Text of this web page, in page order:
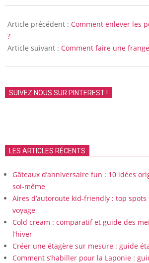
10-
22
Article précédent : Comment enlever les
?
Article suivant : Comment faire une
SUIVEZ NOUS SUR PINTEREST !
LES ARTICLES RÉCENTS
Gâteaux d’anniversaire fun : 10 idées
soi-même
Aires d’autoroute kid-friendly : top
voyage
Cold cream : comparatif et guide des
l’hiver
Créer une étagère sur mesure : guide
Comment s’habiller pour la Laponie :